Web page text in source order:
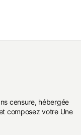
censure, hébergée
composez votre Une